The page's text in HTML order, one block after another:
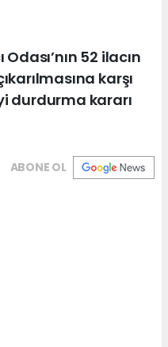
52 ilacın
karşı
durdurma kararı
ABONE OL